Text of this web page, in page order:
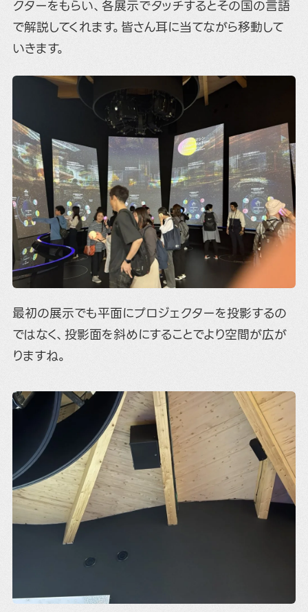
クターをもらい、各展示でタッチするとその国の言語
で解説してくれます。皆さん耳に当てながら移動して
いきます。
最初の展示でも平面にプロジェクターを投影するの
ではなく、投影面を斜めにすることでより空間が広が
りますね。